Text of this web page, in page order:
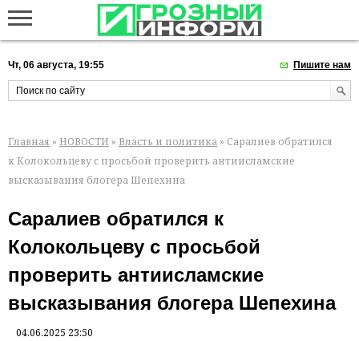
Чт, 06 августа, 19:55 Пишите нам
Главная » НОВОСТИ » Власть и политика » Саралиев обратился
к Колокольцеву с просьбой проверить антиисламские
высказывания блогера Шепехина
Саралиев обратился к
Колокольцеву с просьбой
проверить антиисламские
высказывания блогера Шепехина
04.06.2025 23:50